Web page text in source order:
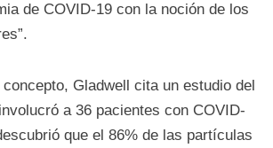
de COVID-19 con la noción de los
Gladwell cita un estudio del
a 36 pacientes con COVID-
que el 86% de las partículas